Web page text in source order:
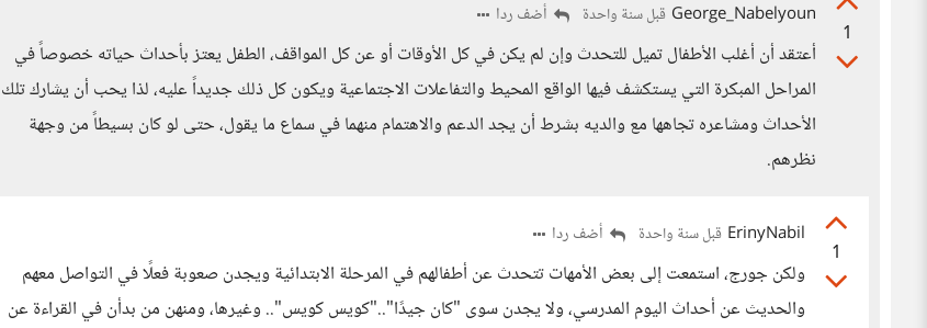
1
George_Nabelyoun قبل سنة واحدة أضف ردا
أعتقد أن أغلب الأطفال تميل للتحدث وإن لم يكن في كل الأوقات أو عن كل المواقف، الطفل يعتز بأحداث حياته خصوصاً في
المراحل المبكرة التي يستكشف فيها الواقع المحيط والتفاعلات الاجتماعية ويكون كل ذلك جديداً عليه، لذا يحب أن يشارك تلك
الأحداث ومشاعره تجاهها مع والديه بشرط أن يجد الدعم والاهتمام منهما في سماع ما يقول، حتى لو كان بسيطاً من وجهة
نظرهم.
1
ErinyNabil قبل سنة واحدة أضف ردا
ولكن جورج، استمعت إلى بعض الأمهات تتحدث عن أطفالهم في المرحلة الابتدائية ويجدن صعوبة فعلًا في التواصل معهم
والحديث عن أحداث اليوم المدرسي، ولا يجدن سوى "كان جيدًا".."كويس كويس".. وغيرها، ومنهن من بدأن في القراءة عن